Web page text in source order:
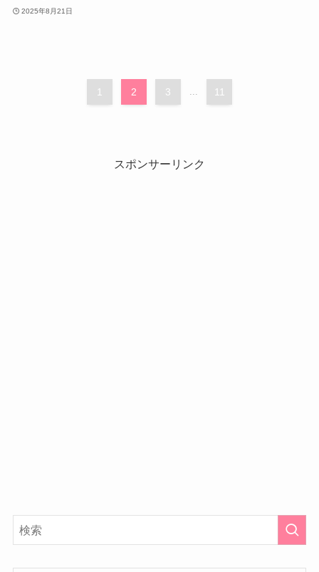
2025年8月21日
1 2 3 ... 11
スポンサーリンク